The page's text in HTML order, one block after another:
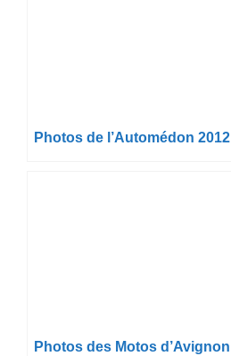
Photos de l’Automédon 2012
Photos des Motos d’Avignon